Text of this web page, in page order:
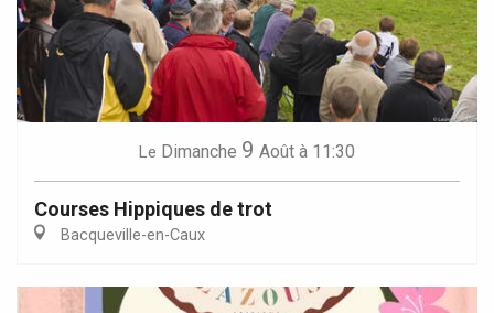
Le Dimanche 9 Août à 11:30
Courses Hippiques de trot
Bacqueville-en-Caux